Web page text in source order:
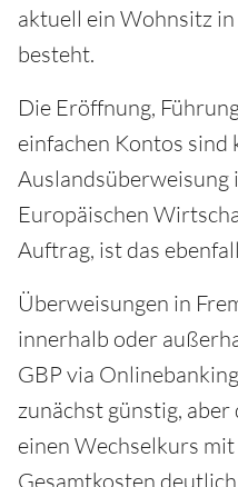
aktuell ein Wohnsitz
besteht.
Die Eröffnung,
einfachen Kontos sind
Auslandsüberweisung
Europäischen
Auftrag, ist das
Überweisungen in
innerhalb oder
GBP via
zunächst günstig,
einen Wechselkurs
Gesamtkosten